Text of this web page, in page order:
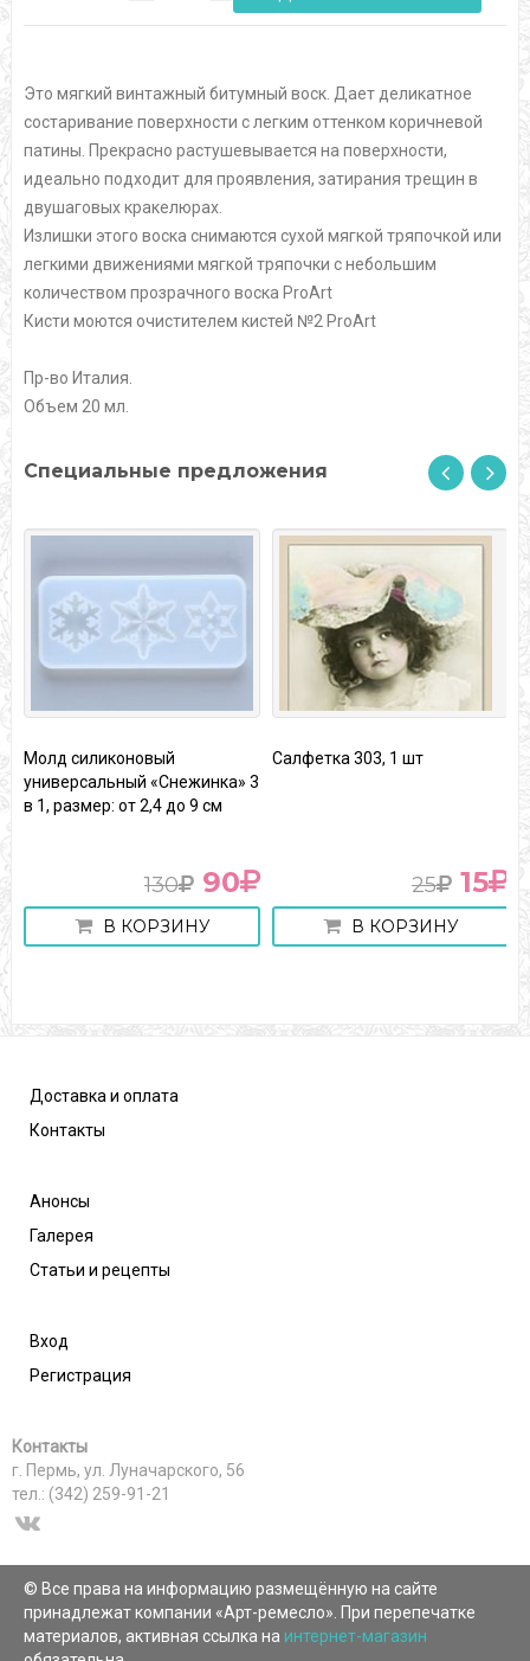
Это мягкий винтажный битумный воск. Дает деликатное
состаривание поверхности с легким оттенком коричневой
патины. Прекрасно растушевывается на поверхности,
идеально подходит для проявления, затирания трещин в
двушаговых кракелюрах.
Излишки этого воска снимаются сухой мягкой тряпочкой или
легкими движениями мягкой тряпочки с небольшим
количеством прозрачного воска ProArt
Кисти моются очистителем кистей №2 ProArt
Пр-во Италия.
Объем 20 мл.
Специальные предложения
Молд силиконовый
универсальный «Снежинка» 3
в 1, размер: от 2,4 до 9 см
130 90
В КОРЗИНУ
Салфетка 303, 1 шт
25 15
В КОРЗИНУ
Доставка и оплата
Контакты
Анонсы
Галерея
Статьи и рецепты
Вход
Регистрация
Контакты
г. Пермь, ул. Луначарского, 56
тел.: (342) 259-91-21
© Все права на информацию размещённую на сайте
принадлежат компании «Арт-ремесло». При перепечатке
материалов, активная ссылка на интернет-магазин